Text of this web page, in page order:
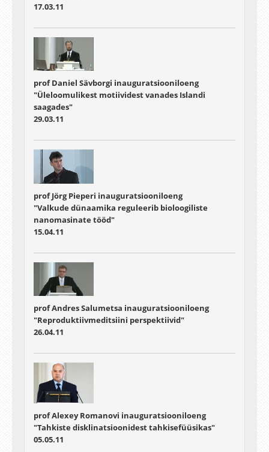
17.03.11
prof Daniel Sävborgi inauguratsiooniloeng
"Üleloomulikest motiividest vanades Islandi
saagades"
29.03.11
prof Jörg Pieperi inauguratsiooniloeng
"Valkude dünaamika reguleerib bioloogiliste
nanomasinate tööd"
15.04.11
prof Andres Salumetsa inauguratsiooniloeng
"Reproduktiivmeditsiini perspektiivid"
26.04.11
prof Alexey Romanovi inauguratsiooniloeng
"Tahkiste disklinatsioonidest tahkisefüüsikas"
05.05.11